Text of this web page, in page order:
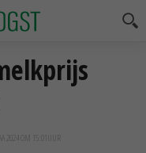
2024 OM 15:01